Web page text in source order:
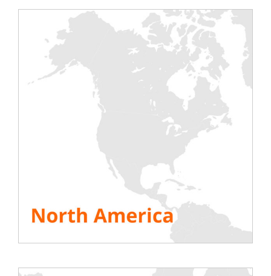
obbligatorio accoppiare la turbina eolica a un
generatore per alimentare gli ausiliari quando il
vento non è sufficiente a generare una certa
attività. Il test di questi ausiliari è quindi possibile o
addirittura consigliato (obbligatorio in Spagna,
Germania e nei paesi del Nord Europa) prima del
collegamento. Il banco di carico consente di
simulare un carico (almeno il 30% della capacità
della turbina) e di evitare problemi di usura
precoce da un lato e di testare le diverse
apparecchiature secondarie dall’altro.
Se la turbina eolica industriale ha una potenza
nominale di 2MW, per il test verrà utilizzato un
banco di carico da 600kW
. A volte le capacità sono
necessarie quando il coseno phi
dell’apparecchiatura è compreso tra -1 e 0. Sui